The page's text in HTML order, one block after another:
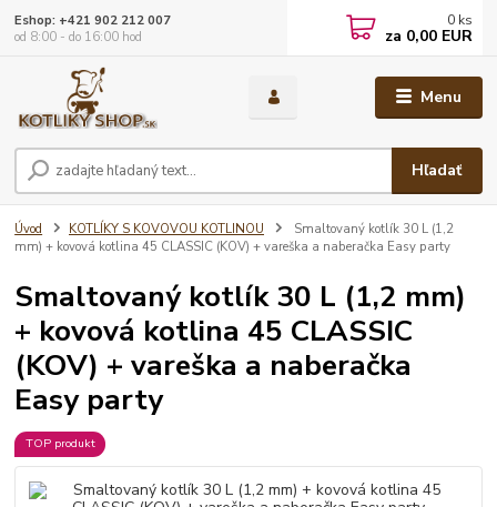
Menu
Hľadať
Eshop: +421 902 212 007
od 8:00 - do 16:00 hod
0 ks
za 0,00 EUR
Úvod KOTLÍKY S KOVOVOU KOTLINOU
Smaltovaný kotlík 30 L (1,2
mm) + kovová kotlina 45 CLASSIC (KOV) + vareška a naberačka Easy party
Smaltovaný kotlík 30 L (1,2 mm)
+ kovová kotlina 45 CLASSIC
(KOV) + vareška a naberačka
Easy party
TOP produkt